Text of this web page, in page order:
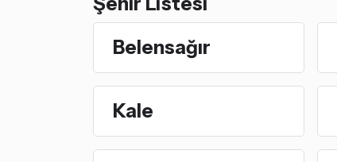
Belensağır
Kale